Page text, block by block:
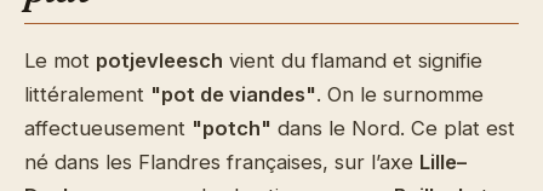
Le mot potjevleesch vient du flamand et signifie
littéralement "pot de viandes". On le surnomme
affectueusement "potch" dans le Nord. Ce plat est
né dans les Flandres françaises, sur l’axe Lille–